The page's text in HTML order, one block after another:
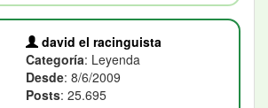
david el racinguista
Categoría: Leyenda
Desde: 8/6/2009
Posts: 25.695